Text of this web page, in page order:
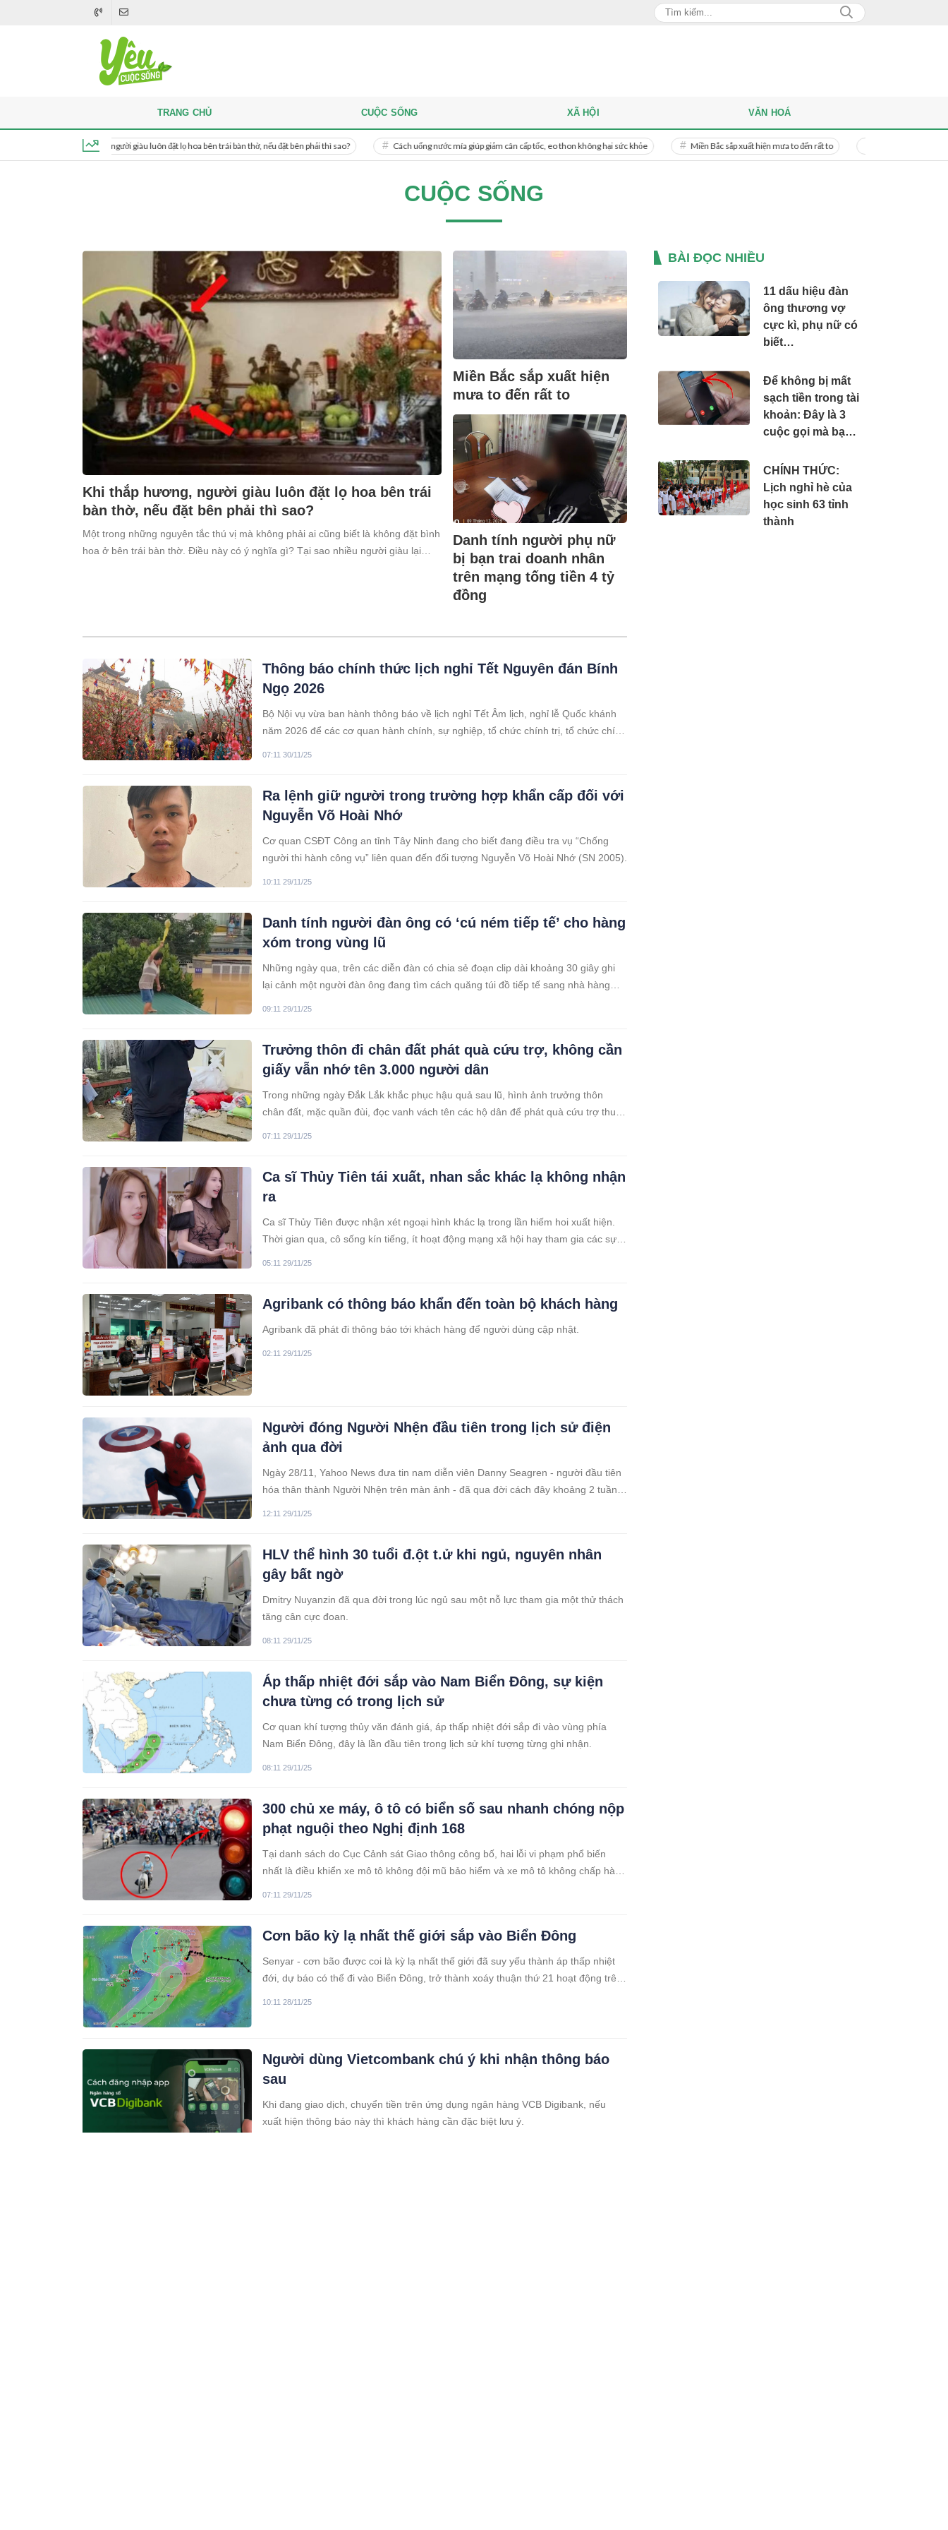
Khi thắp hương, người giàu luôn đặt lọ hoa bên trái bàn thờ, nếu đặt bên phải thì sao? Cách uống nước mía giúp giảm cân cấp tốc, eo thon không hại sức khỏe Miền Bắc sắp xuất hiện mưa to đến rất to Danh tính người phụ nữ bị bạn
TRANG CHỦ CUỘC SỐNG XÃ HỘI VĂN HOÁ
CUỘC SỐNG
Khi thắp hương, người giàu luôn đặt lọ hoa bên trái
bàn thờ, nếu đặt bên phải thì sao?
Một trong những nguyên tắc thú vị mà không phải ai cũng biết là không đặt bình
hoa ở bên trái bàn thờ. Điều này có ý nghĩa gì? Tại sao nhiều người giàu lại
Miền Bắc sắp xuất hiện
mưa to đến rất to
Danh tính người phụ nữ
bị bạn trai doanh nhân
trên mạng tống tiền 4 tỷ
đồng
Thông báo chính thức lịch nghỉ Tết Nguyên đán Bính
Ngọ 2026
Bộ Nội vụ vừa ban hành thông báo về lịch nghỉ Tết Âm lịch, nghỉ lễ Quốc khánh
năm 2026 để các cơ quan hành chính, sự nghiệp, tổ chức chính trị, tổ chức chính
07:11 30/11/25
Ra lệnh giữ người trong trường hợp khẩn cấp đối với
Nguyễn Võ Hoài Nhớ
Cơ quan CSĐT Công an tỉnh Tây Ninh đang cho biết đang điều tra vụ “Chống
người thi hành công vụ” liên quan đến đối tượng Nguyễn Võ Hoài Nhớ (SN 2005).
10:11 29/11/25
Danh tính người đàn ông có ‘cú ném tiếp tế’ cho hàng
xóm trong vùng lũ
Những ngày qua, trên các diễn đàn có chia sẻ đoạn clip dài khoảng 30 giây ghi
lại cảnh một người đàn ông đang tìm cách quăng túi đồ tiếp tế sang nhà hàng
09:11 29/11/25
Trưởng thôn đi chân đất phát quà cứu trợ, không cần
giấy vẫn nhớ tên 3.000 người dân
Trong những ngày Đắk Lắk khắc phục hậu quả sau lũ, hình ảnh trưởng thôn
chân đất, mặc quần đùi, đọc vanh vách tên các hộ dân để phát quà cứu trợ thu
07:11 29/11/25
Ca sĩ Thủy Tiên tái xuất, nhan sắc khác lạ không nhận
ra
Ca sĩ Thủy Tiên được nhận xét ngoại hình khác lạ trong lần hiếm hoi xuất hiện.
Thời gian qua, cô sống kín tiếng, ít hoạt động mạng xã hội hay tham gia các sự
05:11 29/11/25
Agribank có thông báo khẩn đến toàn bộ khách hàng
Agribank đã phát đi thông báo tới khách hàng để người dùng cập nhật.
02:11 29/11/25
Người đóng Người Nhện đầu tiên trong lịch sử điện
ảnh qua đời
Ngày 28/11, Yahoo News đưa tin nam diễn viên Danny Seagren - người đầu tiên
hóa thân thành Người Nhện trên màn ảnh - đã qua đời cách đây khoảng 2 tuần,
12:11 29/11/25
HLV thể hình 30 tuổi đ.ột t.ử khi ngủ, nguyên nhân
gây bất ngờ
Dmitry Nuyanzin đã qua đời trong lúc ngủ sau một nỗ lực tham gia một thử thách
tăng cân cực đoan.
08:11 29/11/25
Áp thấp nhiệt đới sắp vào Nam Biển Đông, sự kiện
chưa từng có trong lịch sử
Cơ quan khí tượng thủy văn đánh giá, áp thấp nhiệt đới sắp đi vào vùng phía
Nam Biển Đông, đây là lần đầu tiên trong lịch sử khí tượng từng ghi nhận.
08:11 29/11/25
300 chủ xe máy, ô tô có biển số sau nhanh chóng nộp
phạt nguội theo Nghị định 168
Tại danh sách do Cục Cảnh sát Giao thông công bố, hai lỗi vi phạm phổ biến
nhất là điều khiển xe mô tô không đội mũ bảo hiểm và xe mô tô không chấp hành
07:11 29/11/25
Cơn bão kỳ lạ nhất thế giới sắp vào Biển Đông
Senyar - cơn bão được coi là kỳ lạ nhất thế giới đã suy yếu thành áp thấp nhiệt
đới, dự báo có thể đi vào Biển Đông, trở thành xoáy thuận thứ 21 hoạt động trên
10:11 28/11/25
Người dùng Vietcombank chú ý khi nhận thông báo
sau
Khi đang giao dịch, chuyển tiền trên ứng dụng ngân hàng VCB Digibank, nếu
xuất hiện thông báo này thì khách hàng cần đặc biệt lưu ý.
BÀI ĐỌC NHIỀU
11 dấu hiệu đàn
ông thương vợ
cực kì, phụ nữ có
biết…
Để không bị mất
sạch tiền trong tài
khoản: Đây là 3
cuộc gọi mà bạn
lập tức
CHÍNH THỨC:
Lịch nghỉ hè của
học sinh 63 tỉnh
thành